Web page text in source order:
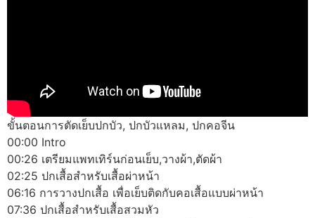
ขั้นตอนการตัดเย็บปกบัว, ปกบัวแหลม, ปกคอจีน
00:00 Intro
00:26 เตรียมแพทเทิร์นก่อนเย็บ,วางผ้า,ตัดผ้า
02:25 ปกเสื้อสำหรับเสื้อผ่าหน้า
06:16 การวางปกเสื้อ เพื่อเย็บติดกับคอเสื้อแบบผ่าหน้า
07:36 ปกเสื้อสำหรับเสื้อสวมหัว